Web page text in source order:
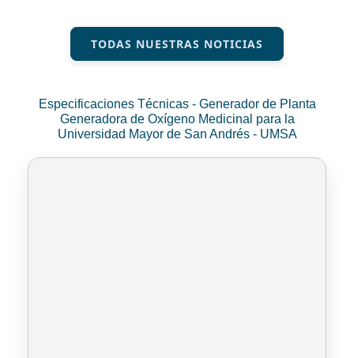
TODAS NUESTRAS NOTICIAS
Especificaciones Técnicas - Generador de Planta
Generadora de Oxígeno Medicinal para la
Universidad Mayor de San Andrés - UMSA